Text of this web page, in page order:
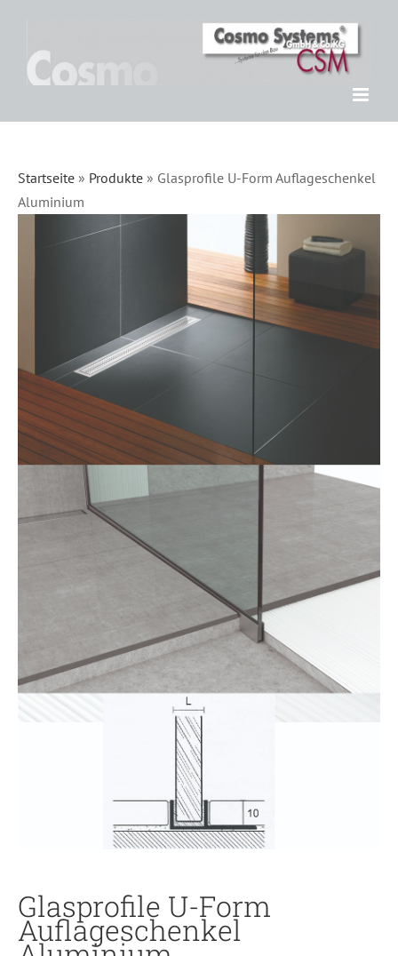
springen
Startseite » Produkte » Glasprofile U-Form Auflageschenkel
Aluminium
Glasprofile U-Form
Auflageschenkel